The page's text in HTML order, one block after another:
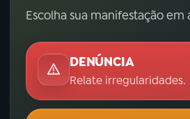
Escolha sua manifestação
DENÚNCIA
Relate irregularidades.